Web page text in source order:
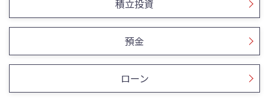
積立投資
預金
ローン